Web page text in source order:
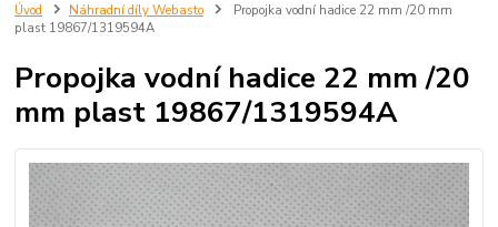
Úvod Náhradní díly Webasto
Propojka vodní hadice 22 mm /20 mm
plast 19867/1319594A
Propojka vodní hadice 22 mm /20
mm plast 19867/1319594A